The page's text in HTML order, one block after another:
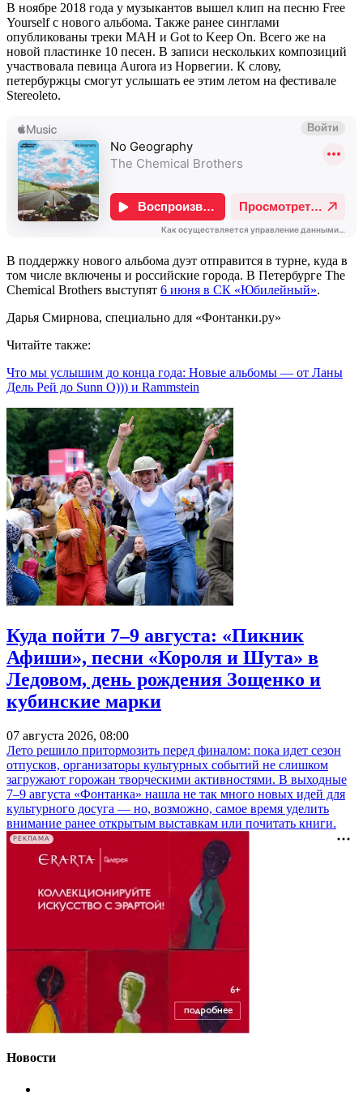
В ноябре 2018 года у музыкантов вышел клип на песню Free
Yourself с нового альбома. Также ранее синглами
опубликованы треки MAH и Got to Keep On. Всего же на
новой пластинке 10 песен. В записи нескольких композиций
участвовала певица Aurora из Норвегии. К слову,
петербуржцы смогут услышать ее этим летом на фестивале
Stereoleto.
В поддержку нового альбома дуэт отправится в турне, куда в
том числе включены и российские города. В Петербурге The
Chemical Brothers выступят 6 июня в СК «Юбилейный».
Дарья Смирнова, специально для «Фонтанки.ру»
Читайте также:
Что мы услышим до конца года: Новые альбомы — от Ланы
Дель Рей до Sunn O))) и Rammstein
Куда пойти 7–9 августа: «Пикник
Афиши», песни «Короля и Шута» в
Ледовом, день рождения Зощенко и
кубинские марки
07 августа 2026, 08:00
Лето решило притормозить перед финалом: пока идет сезон
отпусков, организаторы культурных событий не слишком
загружают горожан творческими активностями. В выходные
7–9 августа «Фонтанка» нашла не так много новых идей для
культурного досуга — но, возможно, самое время уделить
внимание ранее открытым выставкам или почитать книги.
РЕКЛАМА
Новости